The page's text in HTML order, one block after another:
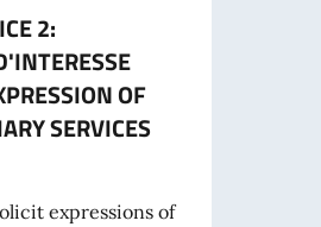
2:
OF
SERVICES
expressions of